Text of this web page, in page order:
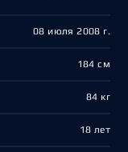
08 июля 2008 г.
184 см
84 кг
18 лет